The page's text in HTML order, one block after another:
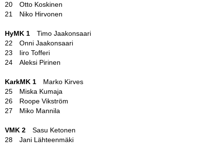
20 Otto Koskinen
21 Niko Hirvonen
HyMK 1 Timo Jaakonsaari
22 Onni Jaakonsaari
23 Iiro Tofferi
24 Aleksi Pirinen
KarkMK 1 Marko Kirves
25 Miska Kumaja
26 Roope Vikström
27 Miko Mannila
VMK 2 Sasu Ketonen
28 Jani Lähteenmäki